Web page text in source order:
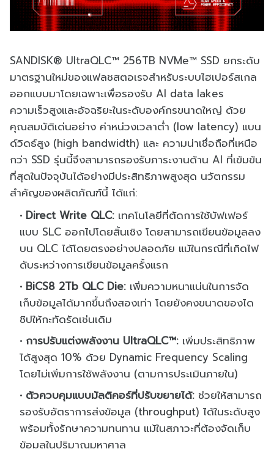
SANDISK® UltraQLC™ 256TB NVMe™ SSD ยกระดับ
มาตรฐานใหม่ของแฟลชสตอเรจสำหรับระบบไฮเปอร์สเกล
ออกแบบมาโดยเฉพาะเพื่อรองรับ AI data lakes
ความเร็วสูงและอัจฉริยะในระดับองค์กรขนาดใหญ่ ด้วย
คุณสมบัติเด่นอย่าง ค่าหน่วงเวลาต่ำ (low latency) แบน
ด์วิดธ์สูง (high bandwidth) และ ความน่าเชื่อถือที่เหนือ
กว่า SSD รุ่นนี้จึงสามารถรองรับภาระงานด้าน AI ที่เข้มข้น
ที่สุดในปัจจุบันได้อย่างมีประสิทธิภาพสูงสุด นวัตกรรม
สำคัญของผลิตภัณฑ์นี้ ได้แก่:
Direct Write QLC: เทคโนโลยีที่ตัดการใช้บัฟเฟอร์
แบบ SLC ออกไปโดยสิ้นเชิง โดยสามารถเขียนข้อมูลลง
บน QLC ได้โดยตรงอย่างปลอดภัย แม้ในกรณีที่เกิดไฟ
ดับระหว่างการเขียนข้อมูลครั้งแรก
BiCS8 2Tb QLC Die: เพิ่มความหนาแน่นในการจัด
เก็บข้อมูลได้มากขึ้นถึงสองเท่า โดยยังคงขนาดของได
ชิปให้กะทัดรัดเช่นเดิม
การปรับแต่งพลังงาน UltraQLC™: เพิ่มประสิทธิภาพ
ได้สูงสุด 10% ด้วย Dynamic Frequency Scaling
โดยไม่เพิ่มการใช้พลังงาน (ตามการประเมินภายใน)
ตัวควบคุมแบบมัลติคอร์ที่ปรับขยายได้: ช่วยให้สามารถ
รองรับอัตราการส่งข้อมูล (throughput) ได้ในระดับสูง
พร้อมทั้งรักษาความทนทาน แม้ในสภาวะที่ต้องจัดเก็บ
ข้อมูลในปริมาณมหาศาล